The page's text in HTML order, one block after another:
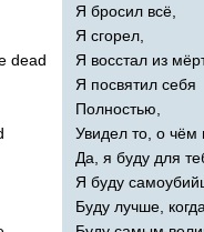
dead
Я бросил всё,
Я сгорел,
Я восстал из
Я посвятил себя
Полностью,
Увидел то, о чём
Да, я буду для
Я буду
Буду лучше,